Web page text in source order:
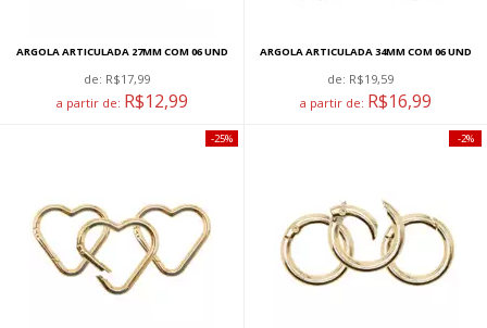
ARGOLA ARTICULADA 27MM COM 06 UND
de: R$17,99
a partir de: R$12,99
ARGOLA ARTICULADA 34MM COM 06 UND
de: R$19,59
a partir de: R$16,99
25% 2%